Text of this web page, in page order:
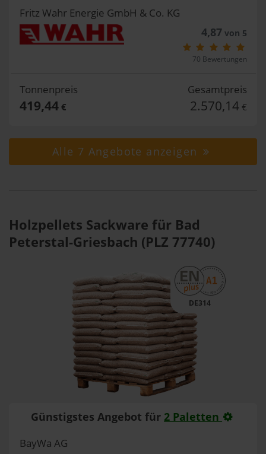
Fritz Wahr Energie GmbH & Co. KG
4,87von 5
70 Bewertungen
Tonnenpreis
419,44€
Gesamtpreis
2.570,14 €
Alle 7 Angebote anzeigen
Holzpellets Sackware für Bad
Peterstal-Griesbach (PLZ 77740)
DE314
Günstigstes Angebot für 2 Paletten
BayWa AG